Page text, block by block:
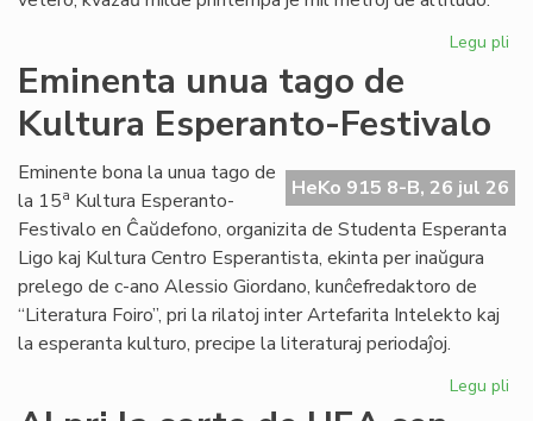
Legu pli
Eminenta unua tago de
Kultura Esperanto-Festivalo
HeKo 915 8-B, 26 jul 26
Eminente bona la unua tago de
la 15a Kultura Esperanto-
Festivalo en Ĉaŭdefono, organizita de Studenta Esperanta
Ligo kaj Kultura Centro Esperantista, ekinta per inaŭgura
prelego de c-ano Alessio Giordano, kunĉefredaktoro de
“Literatura Foiro”, pri la rilatoj inter Artefarita Intelekto kaj
la esperanta kulturo, precipe la literaturaj periodaĵoj.
Legu pli